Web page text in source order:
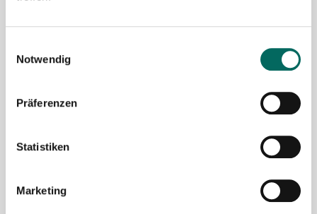
Notwendig
Präferenzen
Statistiken
Marketing
sowie denDatenschutzbestimmungen
der Deutscher
Apotheker Service, Talentzeit GmbH, 33611 Bielefeld. zu.
Ich möchte den Apotheken-Newsletter
Pharmazie- und Apothekenbranche
einverstanden, dass meine Interaktionen